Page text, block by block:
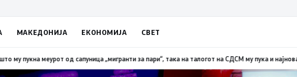
МАКЕДОНИЈА ЕКОНОМИЈА СВЕТ
меурот од сапуница „мигранти за пари“, така на талогот на СДСМ му пука и најновата